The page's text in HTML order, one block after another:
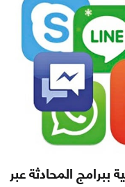
المحادثة عبر